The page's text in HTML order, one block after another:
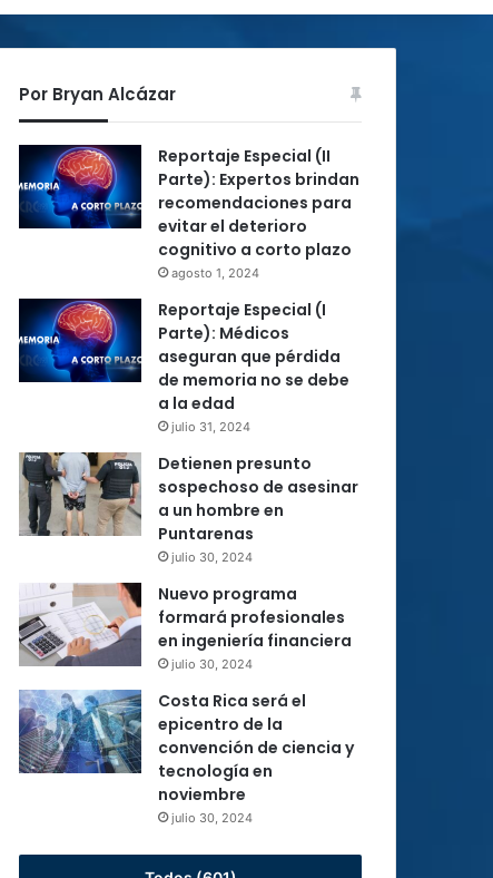
Por Bryan Alcázar
Reportaje Especial (II
Parte): Expertos brindan
recomendaciones para
evitar el deterioro
cognitivo a corto plazo
agosto 1, 2024
Reportaje Especial (I
Parte): Médicos
aseguran que pérdida
de memoria no se debe
a la edad
julio 31, 2024
Detienen presunto
sospechoso de asesinar
a un hombre en
Puntarenas
julio 30, 2024
Nuevo programa
formará profesionales
en ingeniería financiera
julio 30, 2024
Costa Rica será el
epicentro de la
convención de ciencia y
tecnología en
noviembre
julio 30, 2024